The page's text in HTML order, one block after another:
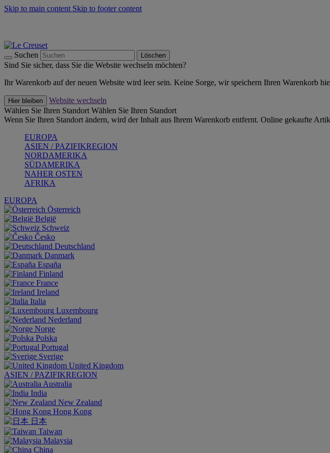
Skip to main content Skip to footer content
Suchen Löschen
Sind Sie sicher, dass Sie die Website wechseln möchten?
Ihr Warenkorb auf der neuen Website wird leer sein. Keine Sorge, wir speichern Ihren Warenkorb
Hier bleiben
Website wechseln
Wählen Sie Ihren Standort Wählen Sie Ihren Standort
Wenn Sie Ihren Standort ändern, wird der Inhalt aus Ihrem Warenkorb entfernt. Online gekaufte
EUROPA
ASIEN / PAZIFIKREGION
NORDAMERIKA
SÜDAMERIKA
NAHER OSTEN
AFRIKA
EUROPA
Österreich
België
Schweiz
Česko
Deutschland
Danmark
España
Finland
France
Ireland
Italia
Luxembourg
Nederland
Norge
Polska
Portugal
Sverige
United Kingdom
ASIEN / PAZIFIKREGION
Australia
India
New Zealand
Hong Kong
日本
Taiwan
Malaysia
China